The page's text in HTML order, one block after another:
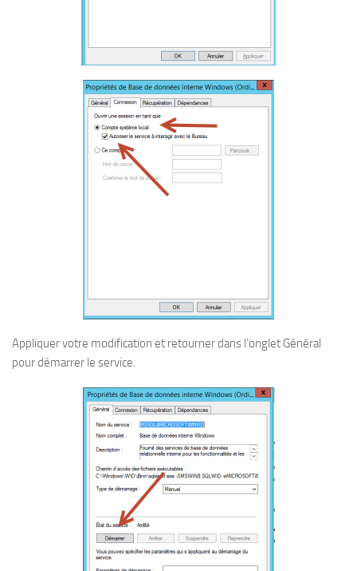
Appliquer votre modification et retourner dans l’onglet Général
pour démarrer le service.